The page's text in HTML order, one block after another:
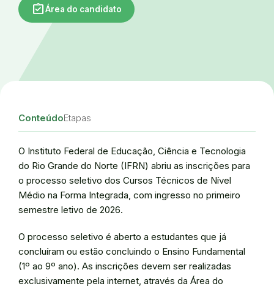
assignment_turned_inÁrea do candidato
ConteúdoEtapas
O Instituto Federal de Educação, Ciência e Tecnologia
do Rio Grande do Norte (IFRN) abriu as inscrições para
o processo seletivo dos Cursos Técnicos de Nível
Médio na Forma Integrada, com ingresso no primeiro
semestre letivo de 2026.
O processo seletivo é aberto a estudantes que já
concluíram ou estão concluindo o Ensino Fundamental
(1º ao 9º ano). As inscrições devem ser realizadas
exclusivamente pela internet, através da Área do